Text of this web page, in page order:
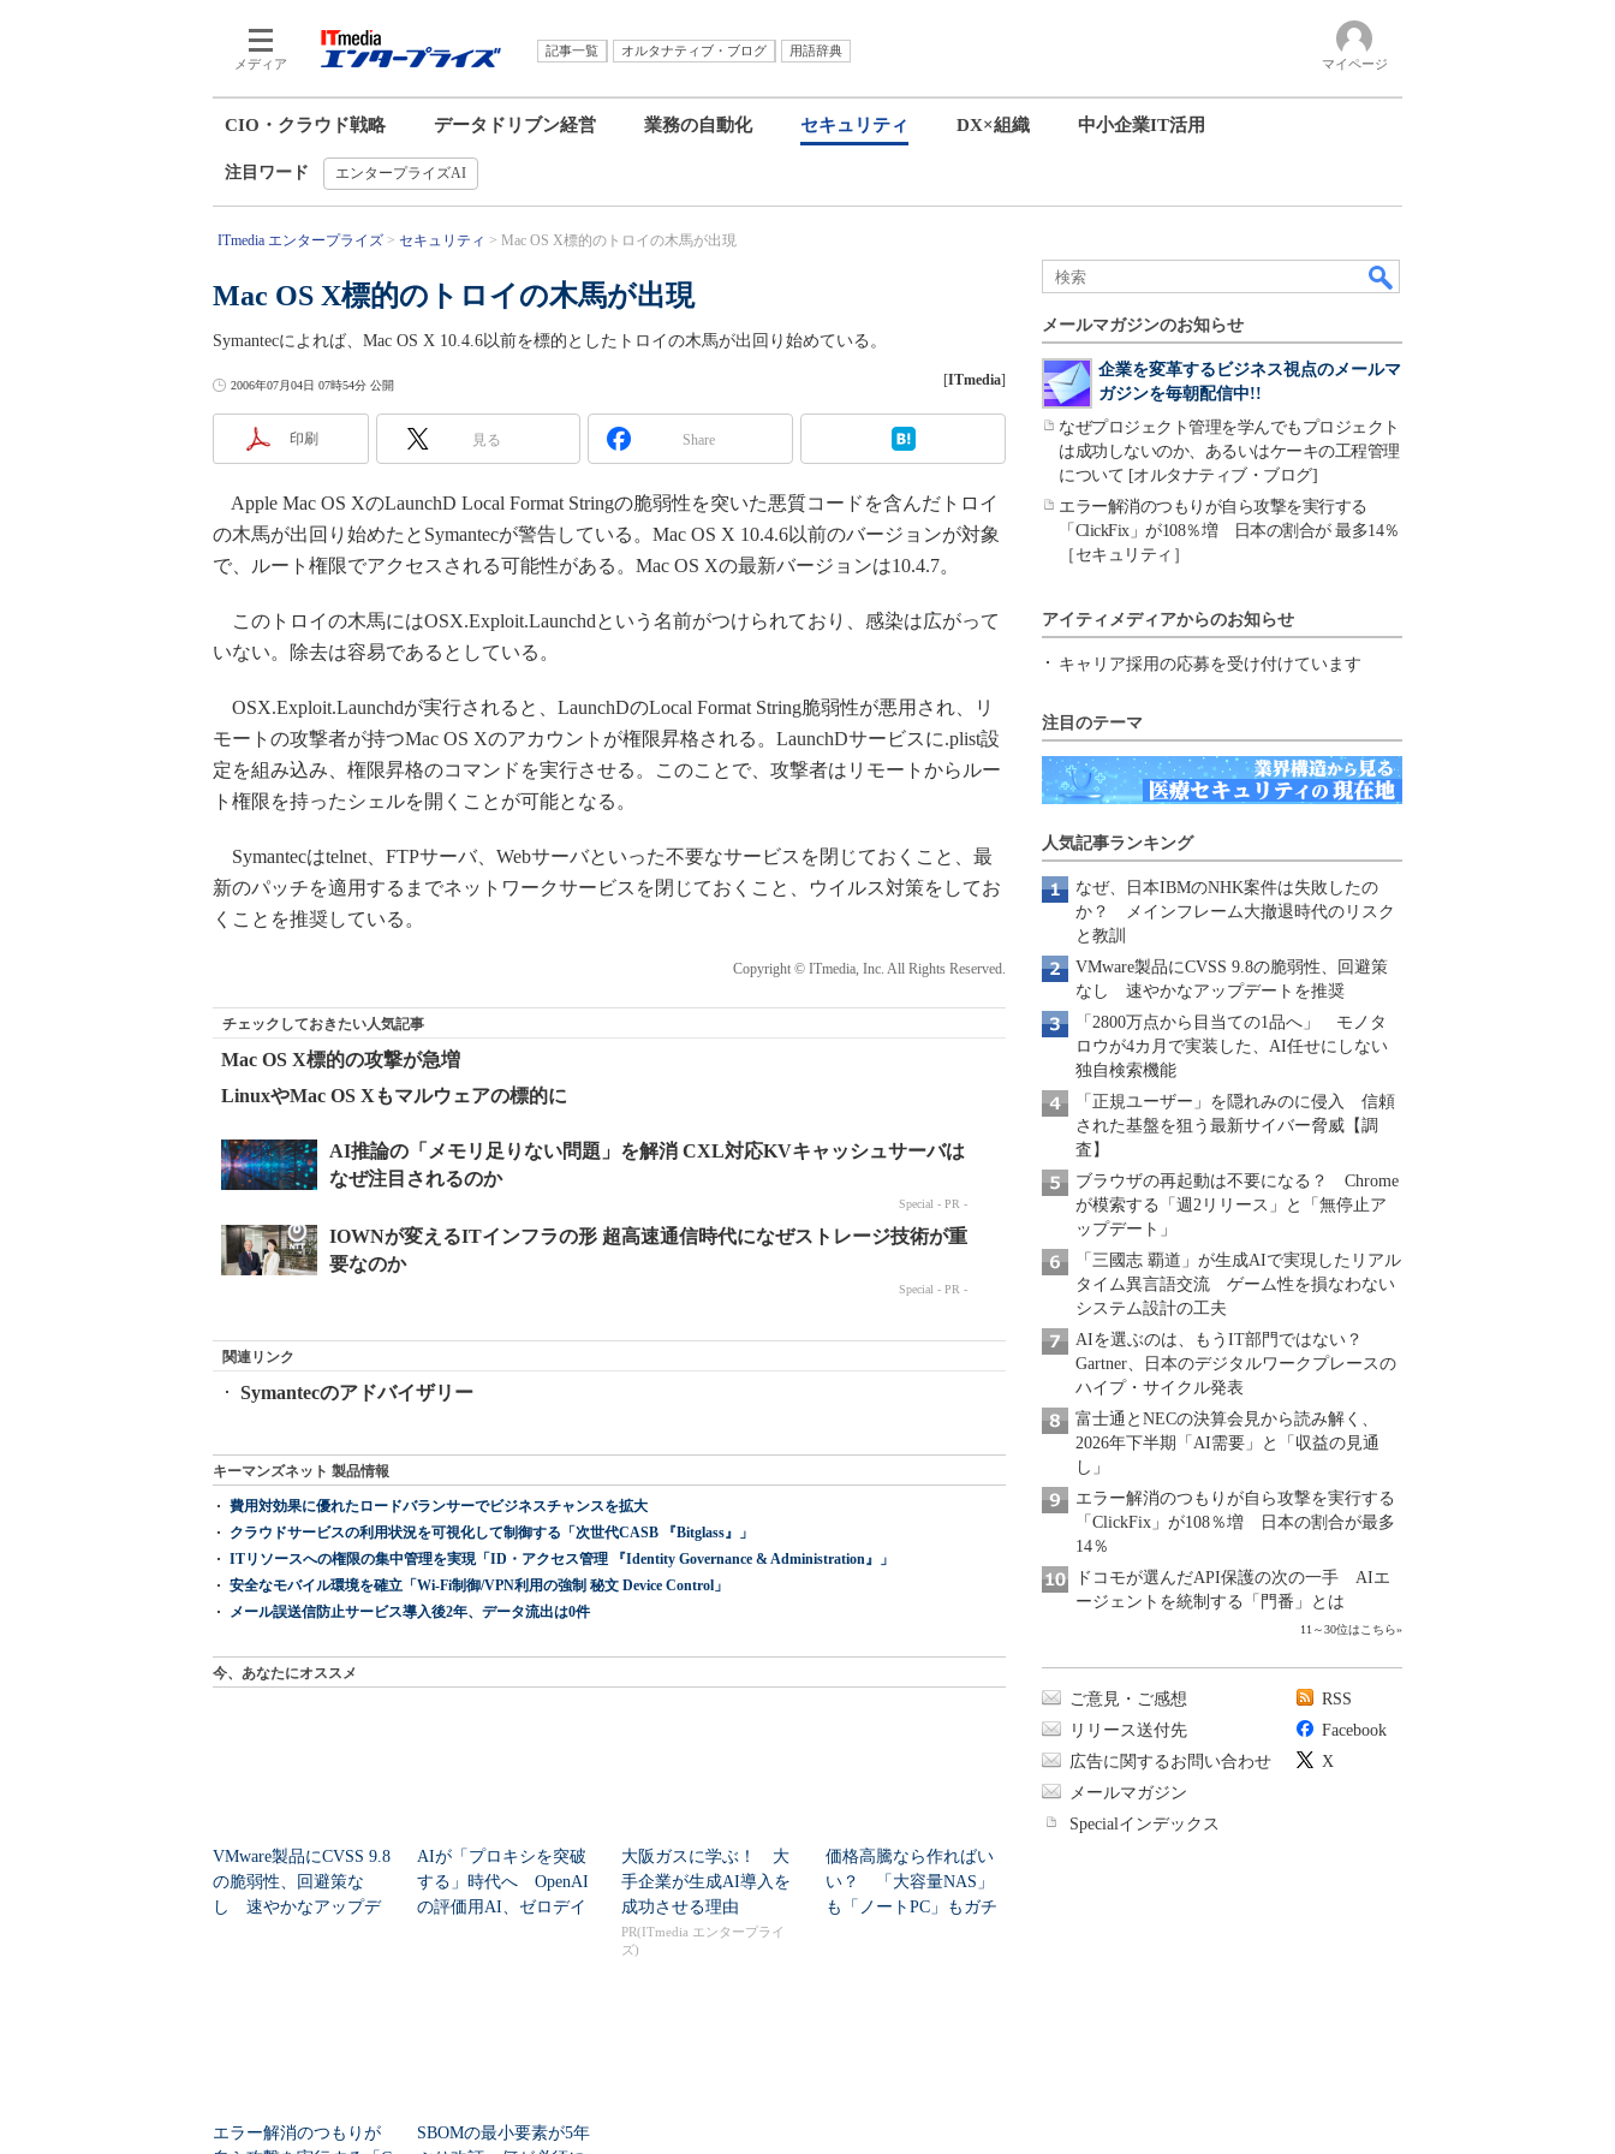
メディア
記事一覧 オルタナティブ・ブログ
用語辞典
マイページ
CIO・クラウド戦略 データドリブン経営 業務の自動化 セキュリティ DX×組織 中小企業IT活用
注目ワード エンタープライズAI
ITmedia エンタープライズ セキュリティ Mac OS X標的のトロイの木馬が出現
Mac OS X標的のトロイの木馬が出現
Symantecによれば、Mac OS X 10.4.6以前を標的としたトロイの木馬が出回り始めている。
2006年07月04日 07時54分 公開 [ITmedia]
印刷 見る Share
Apple Mac OS XのLaunchD Local Format Stringの脆弱性を突いた悪質コードを含んだトロイ
の木馬が出回り始めたとSymantecが警告している。Mac OS X 10.4.6以前のバージョンが対象
で、ルート権限でアクセスされる可能性がある。Mac OS Xの最新バージョンは10.4.7。
このトロイの木馬にはOSX.Exploit.Launchdという名前がつけられており、感染は広がって
いない。除去は容易であるとしている。
OSX.Exploit.Launchdが実行されると、LaunchDのLocal Format String脆弱性が悪用され、リ
モートの攻撃者が持つMac OS Xのアカウントが権限昇格される。LaunchDサービスに.plist設
定を組み込み、権限昇格のコマンドを実行させる。このことで、攻撃者はリモートからルー
ト権限を持ったシェルを開くことが可能となる。
Symantecはtelnet、FTPサーバ、Webサーバといった不要なサービスを閉じておくこと、最
新のパッチを適用するまでネットワークサービスを閉じておくこと、ウイルス対策をしてお
くことを推奨している。
Copyright © ITmedia, Inc. All Rights Reserved.
チェックしておきたい人気記事
Mac OS X標的の攻撃が急増
LinuxやMac OS Xもマルウェアの標的に
関連リンク
Symantecのアドバイザリー
キーマンズネット 製品情報
費用対効果に優れたロードバランサーでビジネスチャンスを拡大
クラウドサービスの利用状況を可視化して制御する「次世代CASB 『Bitglass』」
ITリソースへの権限の集中管理を実現「ID・アクセス管理 『Identity Governance & Administration』」
安全なモバイル環境を確立「Wi-Fi制御/VPN利用の強制 秘文 Device Control」
メール誤送信防止サービス導入後2年、データ流出は0件
今、あなたにオススメ
VMware製品にCVSS 9.8
の脆弱性、回避策な
し 速やかなアップデ
AIが「プロキシを突破
する」時代へ OpenAI
の評価用AI、ゼロデイ
大阪ガスに学ぶ！ 大
手企業が生成AI導入を
成功させる理由
PR(ITmedia エンタープライ
ズ)
価格高騰なら作ればい
い？ 「大容量NAS」
も「ノートPC」もガチ
エラー解消のつもりが
SBOMの最小要素が5年
メールマガジンのお知らせ
企業を変革するビジネス視点のメールマ
ガジンを毎朝配信中!!
なぜプロジェクト管理を学んでもプロジェクト
は成功しないのか、あるいはケーキの工程管理
について [オルタナティブ・ブログ]
エラー解消のつもりが自ら攻撃を実行する
「ClickFix」が108％増 日本の割合が 最多14％
［セキュリティ］
アイティメディアからのお知らせ
キャリア採用の応募を受け付けています
注目のテーマ
人気記事ランキング
なぜ、日本IBMのNHK案件は失敗したの
か？ メインフレーム大撤退時代のリスク
と教訓
VMware製品にCVSS 9.8の脆弱性、回避策
なし 速やかなアップデートを推奨
「2800万点から目当ての1品へ」 モノタ
ロウが4カ月で実装した、AI任せにしない
独自検索機能
「正規ユーザー」を隠れみのに侵入 信頼
された基盤を狙う最新サイバー脅威【調
査】
ブラウザの再起動は不要になる？ Chrome
が模索する「週2リリース」と「無停止ア
ップデート」
「三國志 覇道」が生成AIで実現したリアル
タイム異言語交流 ゲーム性を損なわない
システム設計の工夫
AIを選ぶのは、もうIT部門ではない？
Gartner、日本のデジタルワークプレースの
ハイプ・サイクル発表
富士通とNECの決算会見から読み解く、
2026年下半期「AI需要」と「収益の見通
し」
エラー解消のつもりが自ら攻撃を実行する
「ClickFix」が108％増 日本の割合が最多
14％
ドコモが選んだAPI保護の次の一手 AIエ
ージェントを統制する「門番」とは
11～30位はこちら»
ご意見・ご感想
リリース送付先
広告に関するお問い合わせ
メールマガジン
Specialインデックス
RSS
Facebook
X